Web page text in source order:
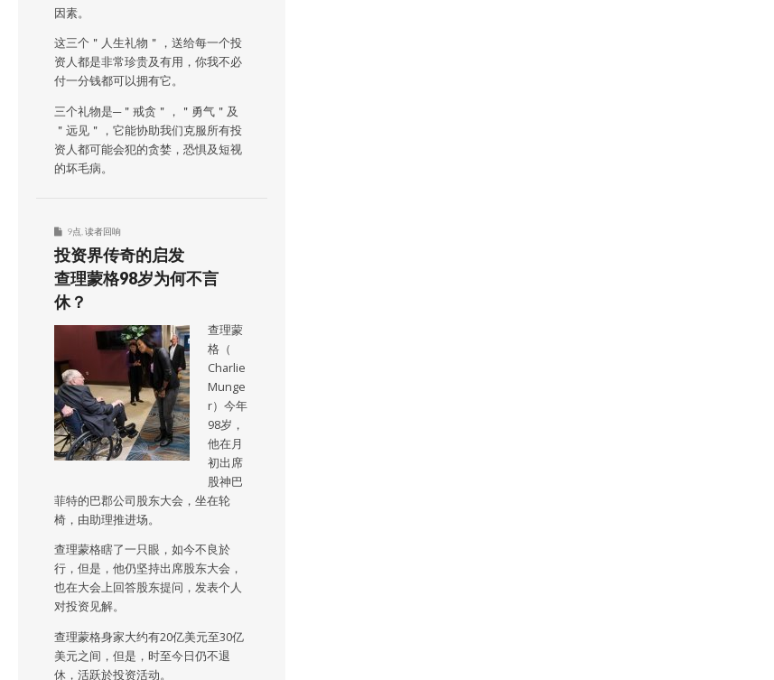
因素。
这三个＂人生礼物＂，送给每一个投
资人都是非常珍贵及有用，你我不必
付一分钱都可以拥有它。
三个礼物是─＂戒贪＂，＂勇气＂及
＂远见＂，它能协助我们克服所有投
资人都可能会犯的贪婪，恐惧及短视
的坏毛病。
9点 读者回响
投资界传奇的启发
查理蒙格98岁为何不言
休？
查理蒙
格（
Charlie
Munge
r）今年
98岁，
他在月
初出席
股神巴
菲特的巴郡公司股东大会，坐在轮
椅，由助理推进场。
查理蒙格瞎了一只眼，如今不良於
行，但是，他仍坚持出席股东大会，
也在大会上回答股东提问，发表个人
对投资见解。
查理蒙格身家大约有20亿美元至30亿
美元之间，但是，时至今日仍不退
休，活跃於投资活动。